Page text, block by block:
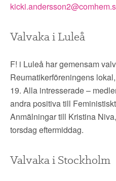
Valvaka i Luleå
F! i Luleå har gemensam
Reumatikerföreningens
19. Alla intresserade –
andra positiva till
Anmälningar till Kristina Niva,
torsdag eftermiddag.
Valvaka i Stockholm